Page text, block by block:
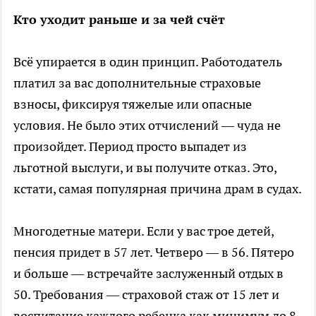
Кто уходит раньше и за чей счёт
Всё упирается в один принцип. Работодатель
платил за вас дополнительные страховые
взносы, фиксируя тяжелые или опасные
условия. Не было этих отчислений — чуда не
произойдет. Период просто выпадет из
льготной выслуги, и вы получите отказ. Это,
кстати, самая популярная причина драм в судах.
Многодетные матери. Если у вас трое детей,
пенсия придет в 57 лет. Четверо — в 56. Пятеро
и больше — встречайте заслуженный отдых в
50. Требования — страховой стаж от 15 лет и